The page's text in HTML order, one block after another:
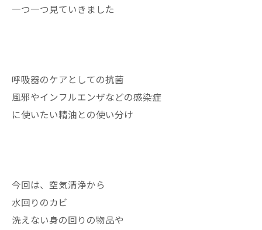
一つ一つ見ていきました
呼吸器のケアとしての抗菌
風邪やインフルエンザなどの感染症
に使いたい精油との使い分け
今回は、空気清浄から
水回りのカビ
洗えない身の回りの物品や